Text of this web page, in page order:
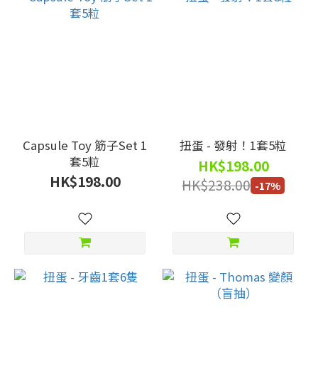
Capsule Toy 筋子Set 1
套5粒
HK$198.00
扭蛋 - 發射！1套5粒
HK$198.00
HK$238.00 -17%